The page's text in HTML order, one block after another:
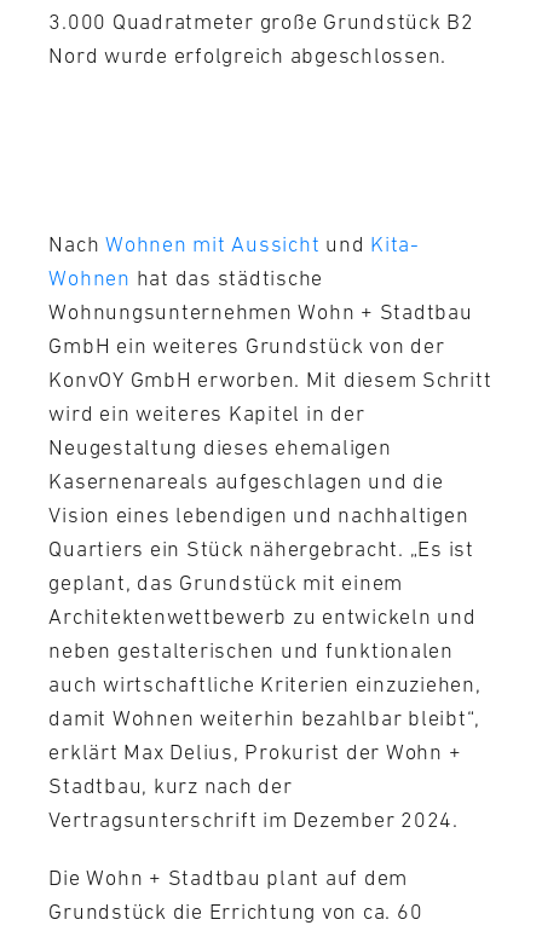
3.000 Quadratmeter große Grundstück B2
Nord wurde erfolgreich abgeschlossen.
NachWohnen mit Aussicht und Kita-
Wohnen hat das städtische
Wohnungsunternehmen Wohn + Stadtbau
GmbH ein weiteres Grundstück von der
KonvOY GmbH erworben. Mit diesem Schritt
wird ein weiteres Kapitel in der
Neugestaltung dieses ehemaligen
Kasernenareals aufgeschlagen und die
Vision eines lebendigen und nachhaltigen
Quartiers ein Stück nähergebracht. „Es ist
geplant, das Grundstück mit einem
Architektenwettbewerb zu entwickeln und
neben gestalterischen und funktionalen
auch wirtschaftliche Kriterien einzuziehen,
damit Wohnen weiterhin bezahlbar bleibt“,
erklärt Max Delius, Prokurist der Wohn +
Stadtbau, kurz nach der
Vertragsunterschrift im Dezember 2024.
Die Wohn + Stadtbau plant auf dem
Grundstück die Errichtung von ca. 60